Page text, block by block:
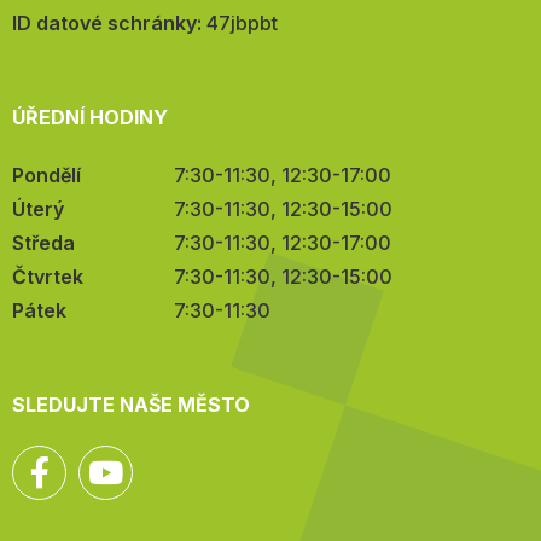
mail:
ID datové schránky: 47jbpbt
ÚŘEDNÍ HODINY
Pondělí
7:30-11:30, 12:30-17:00
Úterý
7:30-11:30, 12:30-15:00
Středa
7:30-11:30, 12:30-17:00
Čtvrtek
7:30-11:30, 12:30-15:00
Pátek
7:30-11:30
SLEDUJTE NAŠE MĚSTO
Facebook